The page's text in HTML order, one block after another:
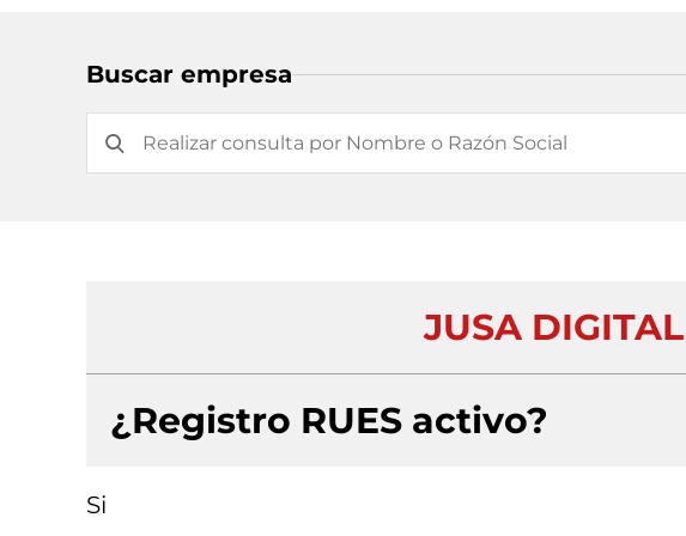
Buscar empresa
JUSA
¿Registro RUES activo?
Si